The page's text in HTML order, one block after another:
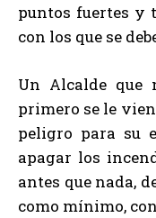
puntos fuertes y
con los que se
Un Alcalde que
primero se le
peligro para su
apagar los
antes que nada,
como mínimo,